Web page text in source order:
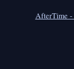
AfterTime -